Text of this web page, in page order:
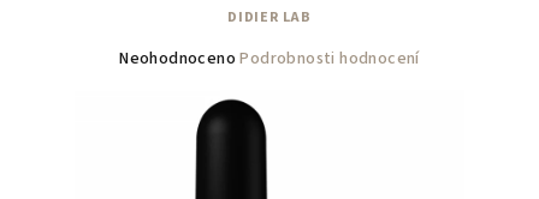
DIDIER LAB
Průměrné
Neohodnoceno Podrobnosti hodnocení